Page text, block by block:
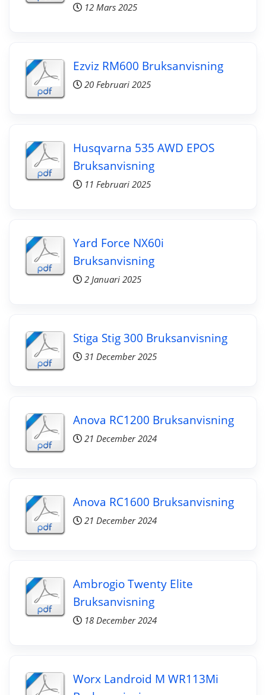
12 Mars 2025
Ezviz RM600 Bruksanvisning
20 Februari 2025
Husqvarna 535 AWD EPOS
Bruksanvisning
11 Februari 2025
Yard Force NX60i
Bruksanvisning
2 Januari 2025
Stiga Stig 300 Bruksanvisning
31 December 2025
Anova RC1200 Bruksanvisning
21 December 2024
Anova RC1600 Bruksanvisning
21 December 2024
Ambrogio Twenty Elite
Bruksanvisning
18 December 2024
Worx Landroid M WR113Mi